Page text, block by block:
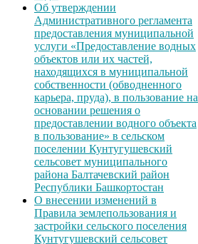
Об утверждении
Административного регламента
предоставления муниципальной
услуги «Предоставление водных
объектов или их частей,
находящихся в муниципальной
собственности (обводненного
карьера, пруда), в пользование на
основании решения о
предоставлении водного объекта
в пользование» в сельском
поселении Кунтугушевский
сельсовет муниципального
района Балтачевский район
Республики Башкортостан
О внесении изменений в
Правила землепользования и
застройки сельского поселения
Кунтугушевский сельсовет